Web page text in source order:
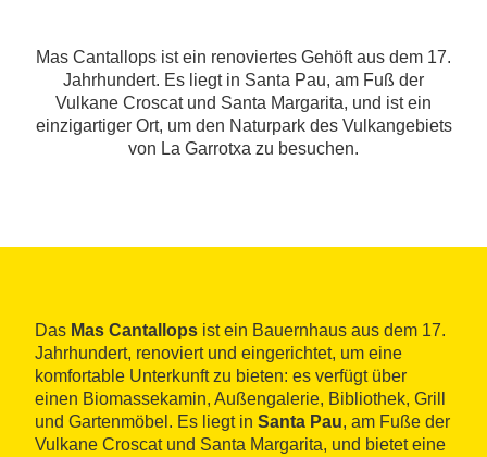
Mas Cantallops ist ein renoviertes Gehöft aus dem 17.
Jahrhundert. Es liegt in Santa Pau, am Fuß der
Vulkane Croscat und Santa Margarita, und ist ein
einzigartiger Ort, um den Naturpark des Vulkangebiets
von La Garrotxa zu besuchen.
Das Mas Cantallops ist ein Bauernhaus aus dem 17.
Jahrhundert, renoviert und eingerichtet, um eine
komfortable Unterkunft zu bieten: es verfügt über
einen Biomassekamin, Außengalerie, Bibliothek, Grill
und Gartenmöbel. Es liegt in Santa Pau, am Fuße der
Vulkane Croscat und Santa Margarita, und bietet eine